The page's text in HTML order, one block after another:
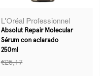
L'Oréal Professionnel
Absolut Repair Molecular
Sérum con aclarado
250ml
€25,17